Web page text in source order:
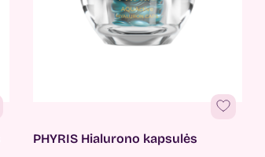
PHYRIS Hialurono kapsulės